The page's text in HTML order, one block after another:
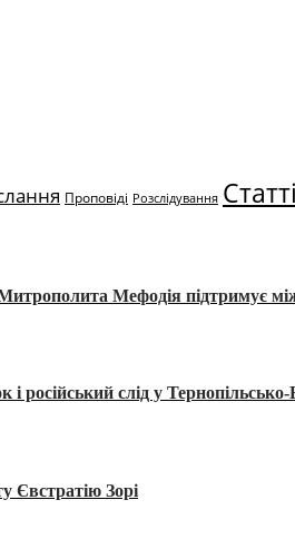
Проповіді Розслідування Статті
Мефодія підтримує
слід у Тернопільсько-
Євстратію Зорі